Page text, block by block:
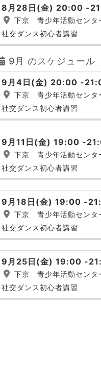
8月28日(金) 20:00 -
下京 青少年活動センタ
社交ダンス初心者講習
9月 のスケジュール
9月4日(金) 20:00 -
下京 青少年活動センタ
社交ダンス初心者講習
9月11日(金) 19:00 -
下京 青少年活動センタ
社交ダンス初心者講習
9月18日(金) 19:00 -
下京 青少年活動センタ
社交ダンス初心者講習
9月25日(金) 19:00 -
下京 青少年活動センタ
社交ダンス初心者講習